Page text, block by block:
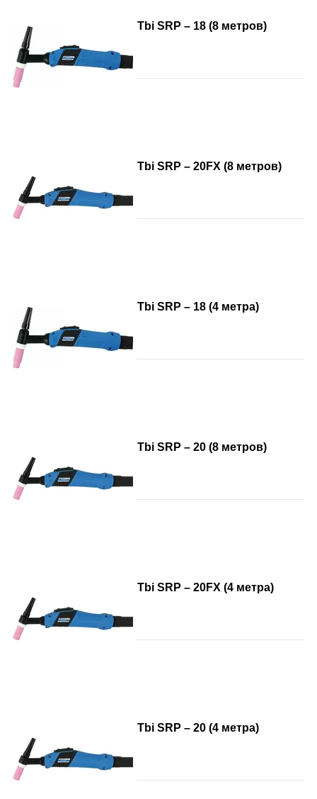
Tbi SRP – 18 (8 метров)
Tbi SRP – 20FX (8 метров)
Tbi SRP – 18 (4 метра)
Tbi SRP – 20 (8 метров)
Tbi SRP – 20FX (4 метра)
Tbi SRP – 20 (4 метра)